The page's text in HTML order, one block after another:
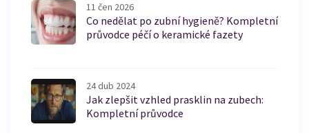
11 čen 2026
Co nedělat po zubní hygieně? Kompletní
průvodce péčí o keramické fazety
24 dub 2024
Jak zlepšit vzhled prasklin na zubech:
Kompletní průvodce